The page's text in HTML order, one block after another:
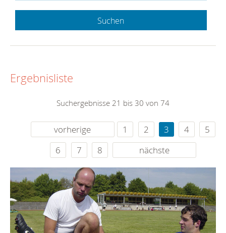
Suchen
Ergebnisliste
Suchergebnisse 21 bis 30 von 74
vorherige 1 2 3 4
5
6
7 8 nächste